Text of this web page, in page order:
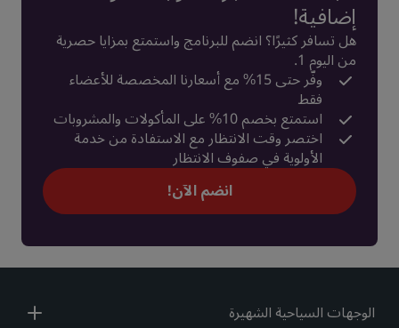
إضافية!
هل تسافر كثيرًا؟ انضم للبرنامج واستمتع بمزايا حصرية
من اليوم 1.
وفّر حتى 15% مع أسعارنا المخصصة للأعضاء
فقط
استمتع بخصم 10% على المأكولات والمشروبات
اختصر وقت الانتظار مع الاستفادة من خدمة
الأولوية في صفوف الانتظار
انضم الآن!
الوجهات السياحية الشهيرة